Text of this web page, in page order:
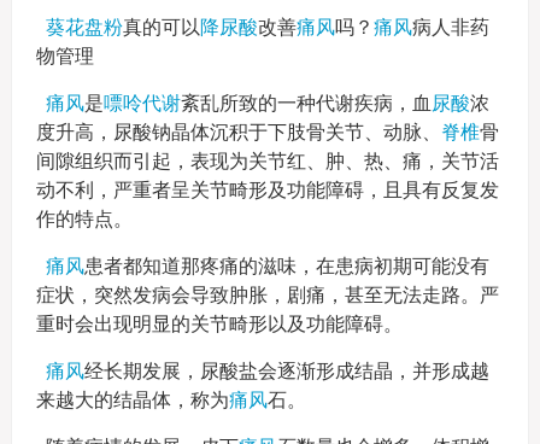
葵花盘粉真的可以 降尿酸改善痛风吗？ 痛风病人非药
物管理
痛风是嘌呤代谢紊乱所致的一种代谢疾病，血 尿酸浓
度升高，尿酸钠晶体沉积于下肢骨关节、动脉、 脊椎骨
间隙组织而引起，表现为关节红、肿、热、痛，关节活
动不利，严重者呈关节畸形及功能障碍，且具有反复发
作的特点。
痛风患者都知道那疼痛的滋味，在患病初期可能没有
症状，突然发病会导致肿胀，剧痛，甚至无法走路。严
重时会出现明显的关节畸形以及功能障碍。
痛风经长期发展，尿酸盐会逐渐形成结晶，并形成越
来越大的结晶体，称为痛风石。